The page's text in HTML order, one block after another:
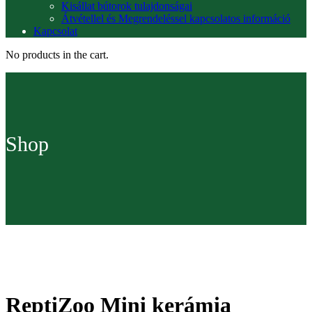
Kisállat bútorok tulajdonságai
Átvétellel és Megrendeléssel kapcsolatos információ
Kapcsolat
No products in the cart.
Shop
ReptiZoo Mini kerámia